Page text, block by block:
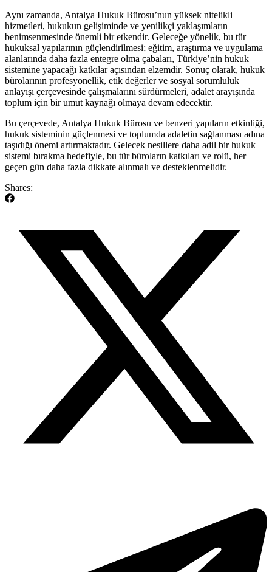
Aynı zamanda, Antalya Hukuk Bürosu’nun yüksek nitelikli
hizmetleri, hukukun gelişiminde ve yenilikçi yaklaşımların
benimsenmesinde önemli bir etkendir. Geleceğe yönelik, bu tür
hukuksal yapılarının güçlendirilmesi; eğitim, araştırma ve uygulama
alanlarında daha fazla entegre olma çabaları, Türkiye’nin hukuk
sistemine yapacağı katkılar açısından elzemdir. Sonuç olarak, hukuk
bürolarının profesyonellik, etik değerler ve sosyal sorumluluk
anlayışı çerçevesinde çalışmalarını sürdürmeleri, adalet arayışında
toplum için bir umut kaynağı olmaya devam edecektir.
Bu çerçevede, Antalya Hukuk Bürosu ve benzeri yapıların etkinliği,
hukuk sisteminin güçlenmesi ve toplumda adaletin sağlanması adına
taşıdığı önemi artırmaktadır. Gelecek nesillere daha adil bir hukuk
sistemi bırakma hedefiyle, bu tür büroların katkıları ve rolü, her
geçen gün daha fazla dikkate alınmalı ve desteklenmelidir.
Shares: